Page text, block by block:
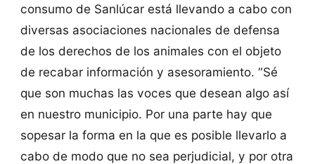
consumo de Sanlúcar está llevando a cabo con
diversas asociaciones nacionales de defensa
de los derechos de los animales con el objeto
de recabar información y asesoramiento. “Sé
que son muchas las voces que desean algo así
en nuestro municipio. Por una parte hay que
sopesar la forma en la que es posible llevarlo a
cabo de modo que no sea perjudicial, y por otra